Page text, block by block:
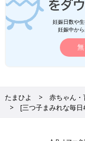
妊娠日数や
妊娠中か
たまひよ 赤ちゃん・
[三つ子まみれな毎